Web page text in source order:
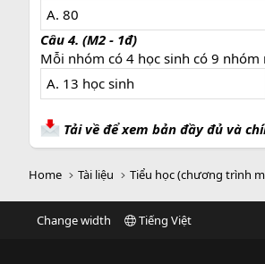
A. 80
Câu 4. (M2 - 1đ)
Mỗi nhóm có 4 học sinh có 9 nhóm
A. 13 học sinh
Tải về để xem bản đầy đủ và
Home Tài liệu Tiểu học (chương trình
Change width Tiếng Việt